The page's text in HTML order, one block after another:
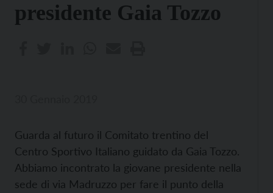
presidente Gaia Tozzo
Guarda al futuro il Comitato trentino del
Centro Sportivo Italiano guidato da Gaia Tozzo.
Abbiamo incontrato la giovane presidente nella
sede di via Madruzzo per fare il punto della